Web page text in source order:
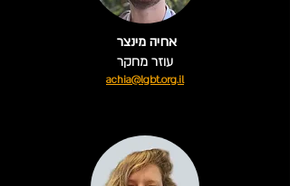
אחיה מינצר
עוזר מחקר
achia@lgbt.org.il